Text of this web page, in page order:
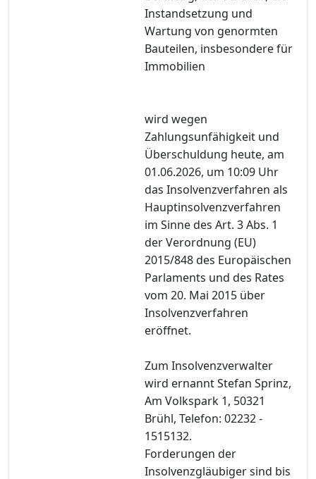
Instandsetzung und
Wartung von genormten
Bauteilen, insbesondere für
Immobilien
wird wegen
Zahlungsunfähigkeit und
Überschuldung heute, am
01.06.2026, um 10:09 Uhr
das Insolvenzverfahren als
Hauptinsolvenzverfahren
im Sinne des Art. 3 Abs. 1
der Verordnung (EU)
2015/848 des Europäischen
Parlaments und des Rates
vom 20. Mai 2015 über
Insolvenzverfahren
eröffnet.
Zum Insolvenzverwalter
wird ernannt Stefan Sprinz,
Am Volkspark 1, 50321
Brühl, Telefon: 02232 -
1515132.
Forderungen der
Insolvenzgläubiger sind bis